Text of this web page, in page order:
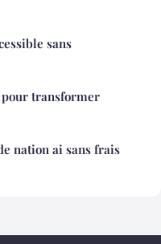
sans
transformer
nation ai sans frais